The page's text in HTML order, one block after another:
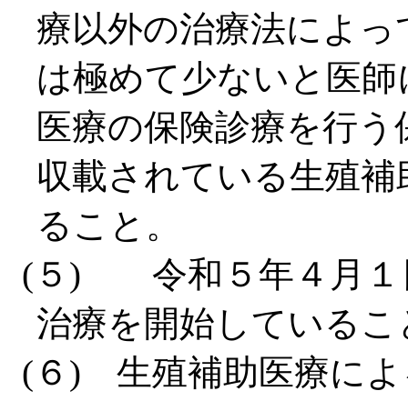
療以外の治療法によ
は極めて少ないと医
医療の保険診療を行
収載されている生殖
ること。
(５) 令和５年４月１
治療を開始しているこ
(６) 生殖補助医療によ